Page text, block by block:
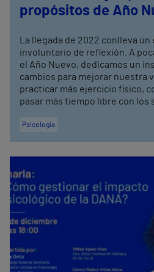
propósitos de Año
La llegada de 2022 conlleva
involuntario de reflexión. A
el Año Nuevo, dedicamos un
cambios para mejorar nuestra
practicar más ejercicio físico,
pasar más tiempo libre con los
Psicología